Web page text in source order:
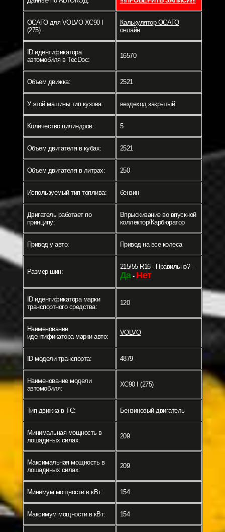
ОСАГО для VOLVO XC90 I
(275):
Калькулятор ОСАГО
онлайн
ID идентификатора
автомобиля в TecDoc:
16570
Объем движка: 2521
У этой машины тип кузова: вездеход закрытый
Количество цилиндров: 5
Объем двигателя в кубах: 2521
Объем двигателя в литрах: 250
Используемый тип топлива: бензин
Двигатель работает по
принципу:
Впрыскивание во впускной
коллектор/Карбюратор
Привод у авто: Привод на все колеса
Размер шин:
215/55 R16 - Правильно? -
Да- Нет
ID идентификатора марки
транспортного средства:
120
Наименование
идентификатора марки авто:
VOLVO
ID модели транспорта: 4879
Наименование модели
автомобиля:
XC90 I (275)
Тип движка в ТС: Бензиновый двигатель
Минимальная мощность в
лошадиных силах:
209
Максимальная мощность в
лошадиных силах:
209
Минимум мощности в кВт: 154
Максимум мощности в кВт: 154